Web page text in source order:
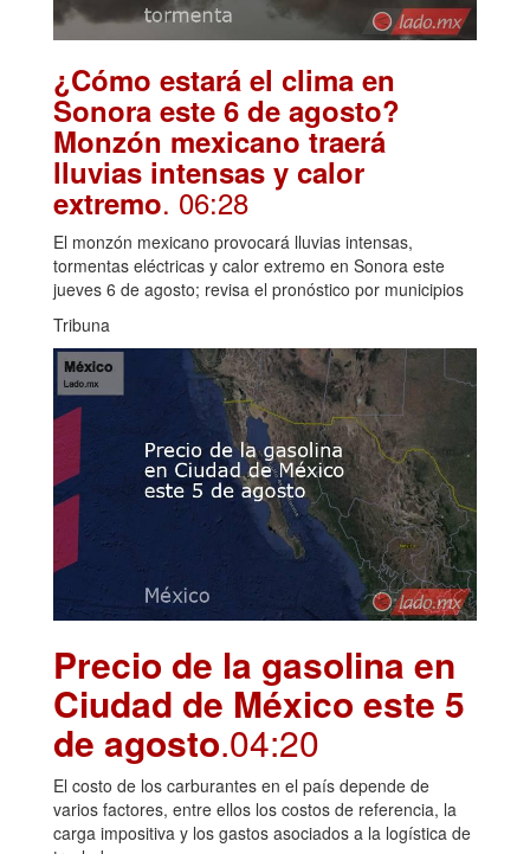
¿Cómo estará el clima en
Sonora este 6 de agosto?
Monzón mexicano traerá
lluvias intensas y calor
extremo. 06:28
El monzón mexicano provocará lluvias intensas,
tormentas eléctricas y calor extremo en Sonora este
jueves 6 de agosto; revisa el pronóstico por municipios
Tribuna
Precio de la gasolina en
Ciudad de México este 5
de agosto.04:20
El costo de los carburantes en el país depende de
varios factores, entre ellos los costos de referencia, la
carga impositiva y los gastos asociados a la logística de